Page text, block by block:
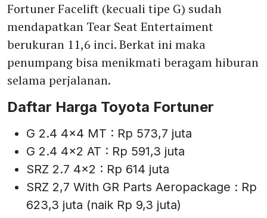
Fortuner Facelift (kecuali tipe G) sudah
mendapatkan Tear Seat Entertaiment
berukuran 11,6 inci. Berkat ini maka
penumpang bisa menikmati beragam hiburan
selama perjalanan.
Daftar Harga Toyota Fortuner
G 2.4 4x4 MT : Rp 573,7 juta
G 2.4 4x2 AT : Rp 591,3 juta
SRZ 2.7 4x2 : Rp 614 juta
SRZ 2,7 With GR Parts Aeropackage : Rp
623,3 juta (naik Rp 9,3 juta)